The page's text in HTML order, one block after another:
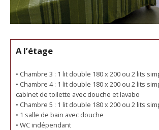
A l’étage
• Chambre 3 : 1 lit double 180 x 200 ou 2 lits
• Chambre 4 : 1 lit double 180 x 200 ou 2 lits
cabinet de toilette avec douche et lavabo
• Chambre 5 : 1 lit double 180 x 200 ou 2 lits
• 1 salle de bain avec douche
• WC indépendant